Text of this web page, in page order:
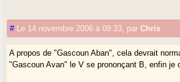
# Le 14 novembre 2006 à 09:33 parChris
A propos de "Gascoun Aban", cela devrait
"Gascoun Avan" le V se prononçant B, enfin je